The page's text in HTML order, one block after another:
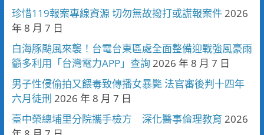
珍惜119報案專線資源 切勿無故撥打或謊報案件2026
年 8 月 7 日
白海豚颱風來襲！台電台東區處全面整備迎戰強風豪雨
籲多利用「台灣電力APP」查詢 2026 年 8 月 7 日
男子性侵偷拍又餵毒致傳播女暴斃 法官審後判十四年
六月徒刑 2026 年 8 月 7 日
臺中榮總埔里分院攜手檢方 深化醫事倫理教育 2026